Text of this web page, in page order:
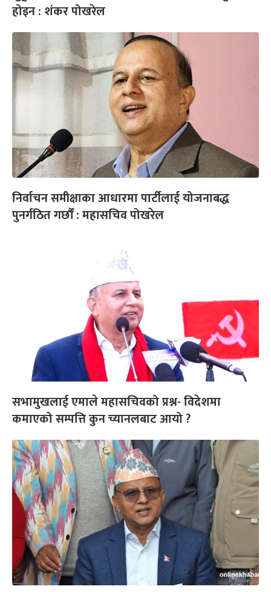
होइन : शंकर पोखरेल
निर्वाचन समीक्षाका आधारमा पार्टीलाई योजनाबद्ध
पुनर्गठित गर्छौं : महासचिव पोखरेल
सभामुखलाई एमाले महासचिवको प्रश्न- विदेशमा
कमाएको सम्पत्ति कुन च्यानलबाट आयो ?